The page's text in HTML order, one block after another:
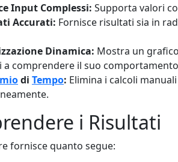
Input Complessi: Supporta valori
Accurati: Fornisce risultati sia in
Dinamica: Mostra un
a comprendere il suo
di Tempo: Elimina i calcoli
i Risultati
fornisce quanto segue: